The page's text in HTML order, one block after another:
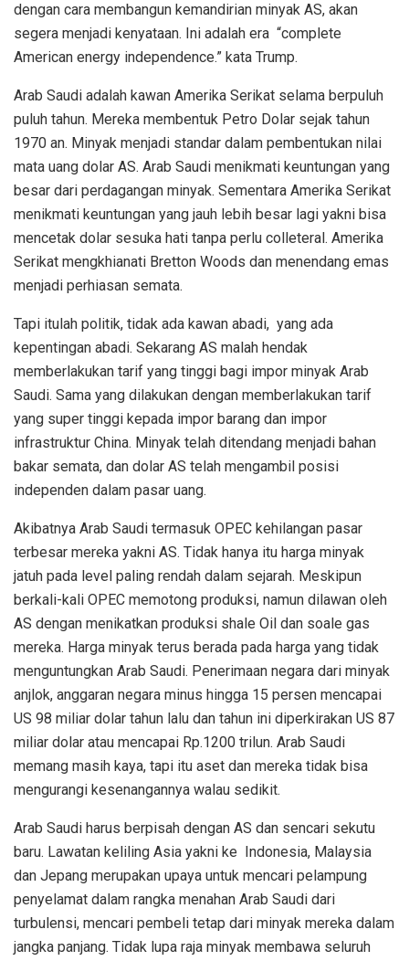
dengan cara membangun kemandirian minyak AS, akan
segera menjadi kenyataan. Ini adalah era “complete
American energy independence.” kata Trump.
Arab Saudi adalah kawan Amerika Serikat selama berpuluh
puluh tahun. Mereka membentuk Petro Dolar sejak tahun
1970 an. Minyak menjadi standar dalam pembentukan nilai
mata uang dolar AS. Arab Saudi menikmati keuntungan yang
besar dari perdagangan minyak. Sementara Amerika Serikat
menikmati keuntungan yang jauh lebih besar lagi yakni bisa
mencetak dolar sesuka hati tanpa perlu colleteral. Amerika
Serikat mengkhianati Bretton Woods dan menendang emas
menjadi perhiasan semata.
Tapi itulah politik, tidak ada kawan abadi, yang ada
kepentingan abadi. Sekarang AS malah hendak
memberlakukan tarif yang tinggi bagi impor minyak Arab
Saudi. Sama yang dilakukan dengan memberlakukan tarif
yang super tinggi kepada impor barang dan impor
infrastruktur China. Minyak telah ditendang menjadi bahan
bakar semata, dan dolar AS telah mengambil posisi
independen dalam pasar uang.
Akibatnya Arab Saudi termasuk OPEC kehilangan pasar
terbesar mereka yakni AS. Tidak hanya itu harga minyak
jatuh pada level paling rendah dalam sejarah. Meskipun
berkali-kali OPEC memotong produksi, namun dilawan oleh
AS dengan menikatkan produksi shale Oil dan soale gas
mereka. Harga minyak terus berada pada harga yang tidak
menguntungkan Arab Saudi. Penerimaan negara dari minyak
anjlok, anggaran negara minus hingga 15 persen mencapai
US 98 miliar dolar tahun lalu dan tahun ini diperkirakan US 87
miliar dolar atau mencapai Rp.1200 trilun. Arab Saudi
memang masih kaya, tapi itu aset dan mereka tidak bisa
mengurangi kesenangannya walau sedikit.
Arab Saudi harus berpisah dengan AS dan sencari sekutu
baru. Lawatan keliling Asia yakni ke Indonesia, Malaysia
dan Jepang merupakan upaya untuk mencari pelampung
penyelamat dalam rangka menahan Arab Saudi dari
turbulensi, mencari pembeli tetap dari minyak mereka dalam
jangka panjang. Tidak lupa raja minyak membawa seluruh